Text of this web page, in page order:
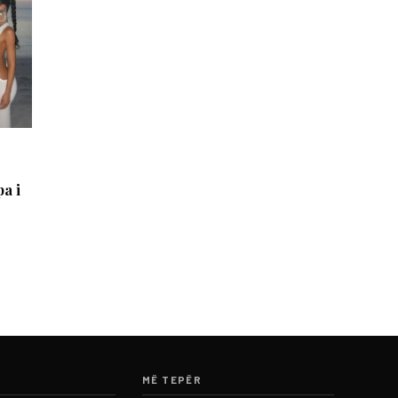
i
MË TEPËR